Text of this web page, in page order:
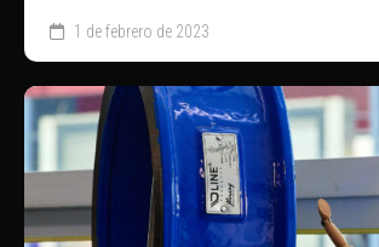
1 de febrero de 2023